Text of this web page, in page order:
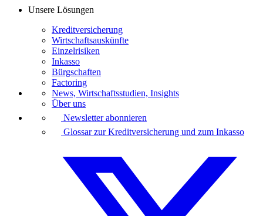
Unsere Lösungen
Kreditversicherung
Wirtschaftsauskünfte
Einzelrisiken
Inkasso
Bürgschaften
Factoring
News, Wirtschaftsstudien, Insights
Über uns
Newsletter abonnieren
Glossar zur Kreditversicherung und zum Inkasso